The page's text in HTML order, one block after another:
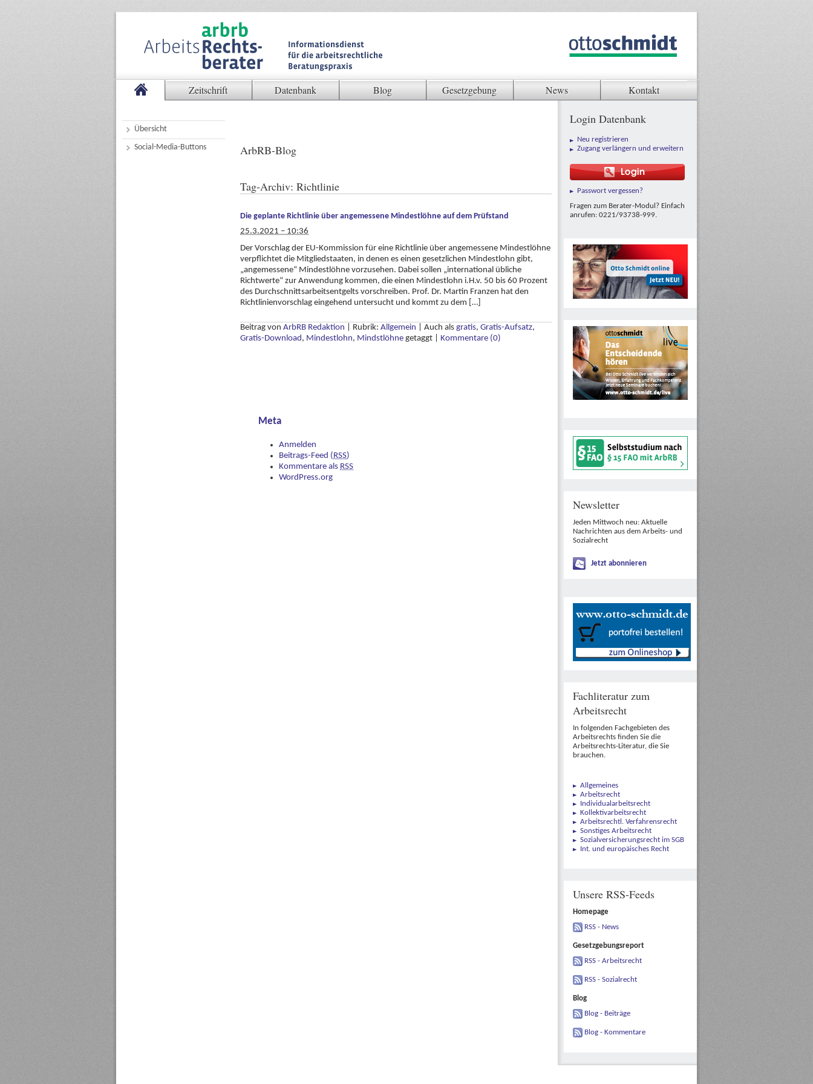
Zeitschrift Datenbank Blog Gesetzgebung News Kontakt
Übersicht
Social-Media-Buttons
ArbRB-Blog
Tag-Archiv: Richtlinie
Die geplante Richtlinie über angemessene Mindestlöhne auf dem Prüfstand
25.3.2021 – 10:36
Der Vorschlag der EU-Kommission für eine Richtlinie über angemessene Mindestlöhne
verpflichtet die Mitgliedstaaten, in denen es einen gesetzlichen Mindestlohn gibt,
„angemessene“ Mindestlöhne vorzusehen. Dabei sollen „international übliche
Richtwerte“ zur Anwendung kommen, die einen Mindestlohn i.H.v. 50 bis 60 Prozent
des Durchschnittsarbeitsentgelts vorschreiben. Prof. Dr. Martin Franzen hat den
Richtlinienvorschlag eingehend untersucht und kommt zu dem […]
Beitrag von ArbRB Redaktion Rubrik: Allgemein Auch als gratis, Gratis-Aufsatz,
Gratis-Download , Mindestlohn, Mindstlöhne getaggt Kommentare (0)
Meta
Anmelden
Beitrags-Feed ( RSS)
Kommentare als RSS
WordPress.org
Login Datenbank
Neu registrieren
Zugang verlängern und erweitern
Passwort vergessen?
Fragen zum Berater-Modul? Einfach
anrufen: 0221/93738-999.
Newsletter
Jeden Mittwoch neu: Aktuelle
Nachrichten aus dem Arbeits- und
Sozialrecht
Jetzt abonnieren
Fachliteratur zum
Arbeitsrecht
In folgenden Fachgebieten des
Arbeitsrechts finden Sie die
Arbeitsrechts-Literatur, die Sie
brauchen.
Allgemeines
Arbeitsrecht
Individualarbeitsrecht
Kollektivarbeitsrecht
Arbeitsrechtl. Verfahrensrecht
Sonstiges Arbeitsrecht
Sozialversicherungsrecht im SGB
Int. und europäisches Recht
Unsere RSS-Feeds
Homepage
RSS - News
Gesetzgebungsreport
RSS - Arbeitsrecht
RSS - Sozialrecht
Blog
Blog - Beiträge
Blog - Kommentare